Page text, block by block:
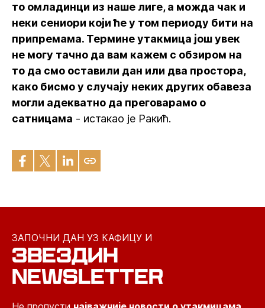
то омладинци из наше лиге, а можда чак и
неки сениори који ће у том периоду бити на
припремама. Термине утакмица још увек
не могу тачно да вам кажем с обзиром на
то да смо оставили дан или два простора,
како бисмо у случају неких других обавеза
могли адекватно да преговарамо о
сатницама - истакао је Ракић.
ЗАПОЧНИ ДАН УЗ КАФИЦУ И
ЗВЕЗДИН
NEWSLETTER